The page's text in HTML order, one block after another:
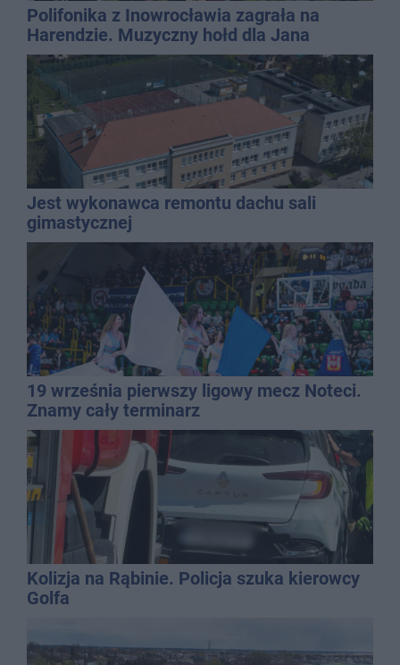
Polifonika z Inowrocławia zagrała na
Harendzie. Muzyczny hołd dla Jana
Kasprowicza
Jest wykonawca remontu dachu sali
gimastycznej
19 września pierwszy ligowy mecz Noteci.
Znamy cały terminarz
Kolizja na Rąbinie. Policja szuka kierowcy
Golfa